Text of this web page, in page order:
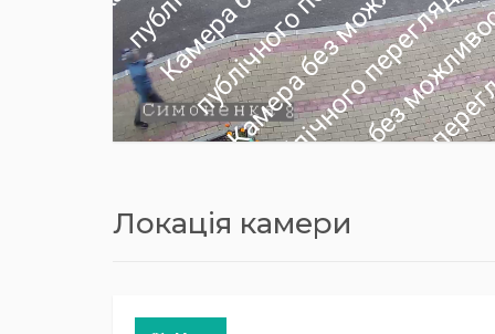
Локація камери